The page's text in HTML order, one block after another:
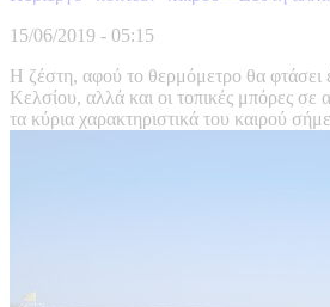
15/06/2019 - 05:15
Η ζέστη, αφού το θερμόμετρο θα φτάσει
Κελσίου, αλλά και οι τοπικές μπόρες σε
τα κύρια χαρακτηριστικά του καιρού